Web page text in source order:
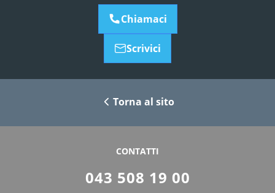
Chiamaci
Scrivici
Torna al sito
CONTATTI
043 508 19 00